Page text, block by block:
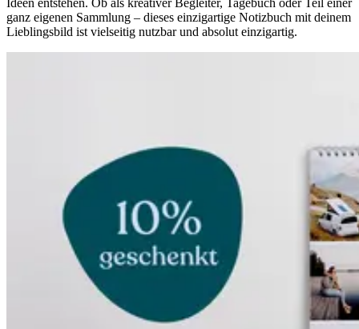
ganz eigenen Sammlung – dieses einzigartige Notizbuch mit deinem
Lieblingsbild ist vielseitig nutzbar und absolut einzigartig.